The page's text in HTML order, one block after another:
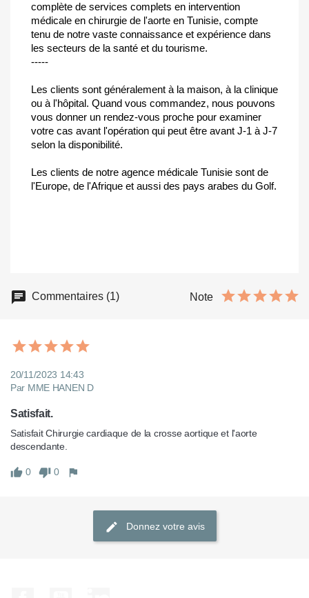
complète de services complets en intervention
médicale en chirurgie de l'aorte en Tunisie, compte
tenu de notre vaste connaissance et expérience dans
les secteurs de la santé et du tourisme.
-----
Les clients sont généralement à la maison, à la clinique
ou à l'hôpital. Quand vous commandez, nous pouvons
vous donner un rendez-vous proche pour examiner
votre cas avant l'opération qui peut être avant J-1 à J-7
selon la disponibilité.
Les clients de notre agence médicale Tunisie sont de
l'Europe, de l'Afrique et aussi des pays arabes du Golf.
Commentaires (1) Note
20/11/2023 14:43
Par MME HANEN D
Satisfait.
Satisfait Chirurgie cardiaque de la crosse aortique et l'aorte
descendante.
0 0
Donnez votre avis